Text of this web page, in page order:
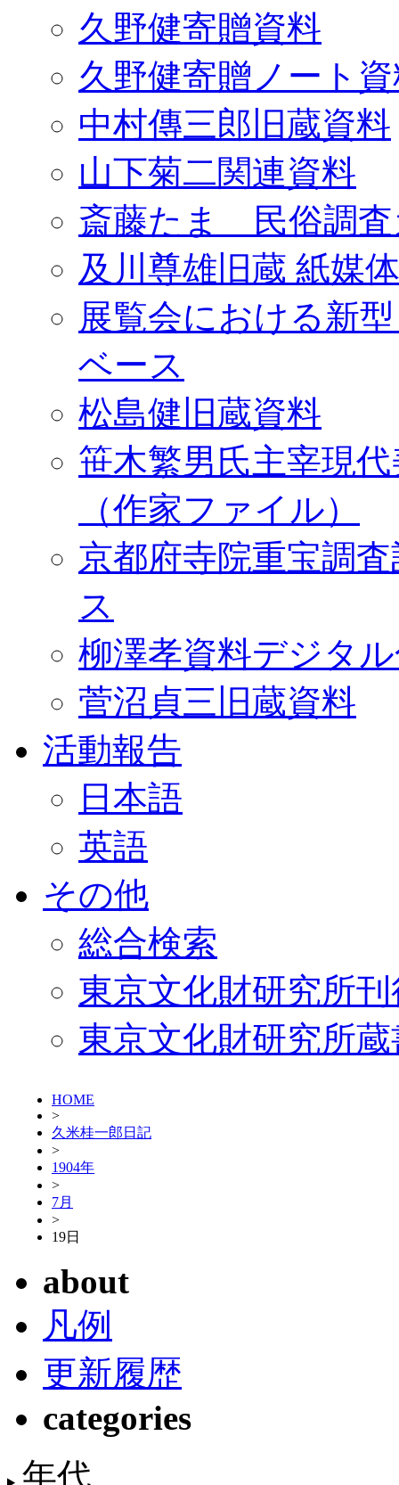
久野健寄贈資料
久野健寄贈ノート
中村傳三郎旧蔵資料
山下菊二関連資料
斎藤たま 民俗調査
及川尊雄旧蔵 紙媒
展覧会における新
ベース
松島健旧蔵資料
笹木繁男氏主宰現
（作家ファイル）
京都府寺院重宝調
ス
柳澤孝資料デジタ
菅沼貞三旧蔵資料
活動報告
日本語
英語
その他
総合検索
東京文化財研究所
東京文化財研究所
HOME
>
久米桂一郎日記
>
1904年
>
7月
>
19日
about
凡例
更新履歴
categories
年代